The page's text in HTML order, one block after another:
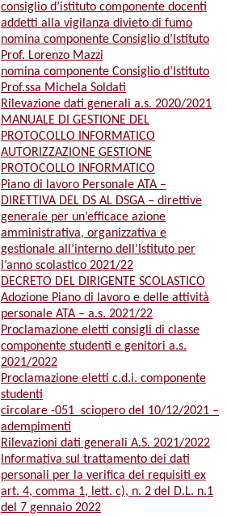
consiglio d’istituto componente docenti
addetti alla vigilanza divieto di fumo
nomina componente Consiglio d’Istituto
Prof. Lorenzo Mazzi
nomina componente Consiglio d’Istituto
Prof.ssa Michela Soldati
Rilevazione dati generali a.s. 2020/2021
MANUALE DI GESTIONE DEL
PROTOCOLLO INFORMATICO
AUTORIZZAZIONE GESTIONE
PROTOCOLLO INFORMATICO
Piano di lavoro Personale ATA –
DIRETTIVA DEL DS AL DSGA – direttive
generale per un’efficace azione
amministrativa, organizzativa e
gestionale all’interno dell’Istituto per
l’anno scolastico 2021/22
DECRETO DEL DIRIGENTE SCOLASTICO
Adozione Piano di lavoro e delle attività
personale ATA – a.s. 2021/22
Proclamazione eletti consigli di classe
componente studenti e genitori a.s.
2021/2022
Proclamazione eletti c.d.i. componente
studenti
circolare -051_sciopero del 10/12/2021 –
adempimenti
Rilevazioni dati generali A.S. 2021/2022
Informativa sul trattamento dei dati
personali per la verifica dei requisiti ex
art. 4, comma 1, lett. c), n. 2 del D.L. n.1
del 7 gennaio 2022